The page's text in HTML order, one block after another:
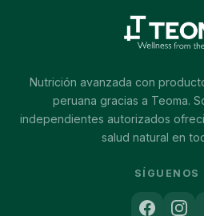
Nutrición avanzada con
peruana gracias a Teoma.
independientes autorizados
salud natural en
SÍGUENOS